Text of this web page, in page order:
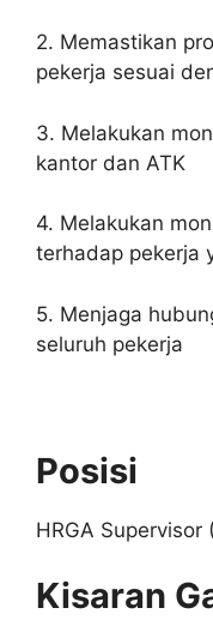
2. Memastikan
pekerja sesuai
3. Melakukan
kantor dan ATK
4. Melakukan
terhadap pekerja
5. Menjaga
seluruh pekerja
Posisi
HRGA Supervisor
Kisaran